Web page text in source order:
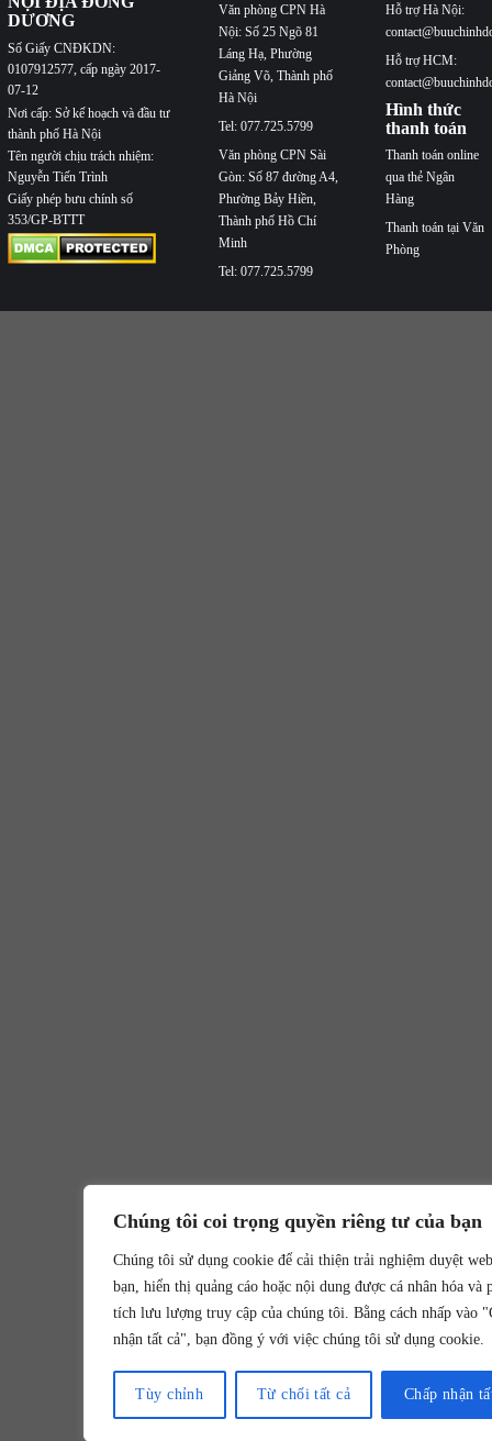
Chúng tôi coi trọng quyền riêng tư của bạn
Chúng tôi sử dụng cookie để cải thiện trải nghiệm duyệt
bạn, hiển thị quảng cáo hoặc nội dung được cá nhân hóa và
tích lưu lượng truy cập của chúng tôi. Bằng cách nhấp vào
nhận tất cả", bạn đồng ý với việc chúng tôi sử dụng cookie.
Tùy chỉnh Từ chối tất cả Chấp nhận
DƯƠNG
Số Giấy CNĐKDN:
0107912577, cấp ngày 2017-
07-12
Nơi cấp: Sở kế hoạch và đầu tư
thành phố Hà Nội
Tên người chịu trách nhiệm:
Nguyễn Tiến Trình
Giấy phép bưu chính số
353/GP-BTTT
Văn phòng CPN Hà
Nội: Số 25 Ngõ 81
Láng Hạ, Phường
Giảng Võ, Thành phố
Hà Nội
Tel: 077.725.5799
Văn phòng CPN Sài
Gòn: Số 87 đường A4,
Phường Bảy Hiền,
Thành phố Hồ Chí
Minh
Tel: 077.725.5799
Hỗ trợ Hà Nội:
Hỗ trợ HCM:
Hình thức
thanh toán
Thanh toán online
qua thẻ Ngân
Hàng
Thanh toán tại Văn
Phòng